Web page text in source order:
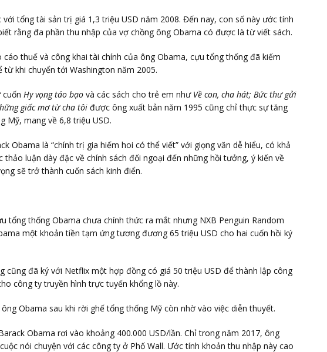
tổng tài sản trị giá 1,3 triệu USD năm 2008. Đến nay, con số này ước tính
rằng đa phần thu nhập của vợ chồng ông Obama có được là từ viết sách.
cáo thuế và công khai tài chính của ông Obama, cựu tổng thống đã kiếm
khi chuyển tới Washington năm 2005.
Hy vọng táo bạo và các sách cho trẻ em như Về con, cha hát; Bức thư gửi
giấc mơ từ cha tôi được ông xuất bản năm 1995 cũng chỉ thực sự tăng
Mỹ, mang về 6,8 triệu USD.
Obama là “chính trị gia hiếm hoi có thể viết” với giọng văn dễ hiểu, có khả
luận dày đặc về chính sách đối ngoại đến những hồi tưởng, ý kiến về
sẽ trở thành cuốn sách kinh điển.
tổng thống Obama chưa chính thức ra mắt nhưng NXB Penguin Random
một khoản tiền tạm ứng tương đương 65 triệu USD cho hai cuốn hồi ký
cũng đã ký với Netflix một hợp đồng có giá 50 triệu USD để thành lập công
công ty truyền hình trực tuyến khổng lồ này.
Obama sau khi rời ghế tổng thống Mỹ còn nhờ vào việc diễn thuyết.
Obama rơi vào khoảng 400.000 USD/lần. Chỉ trong năm 2017, ông
nói chuyện với các công ty ở Phố Wall. Ước tính khoản thu nhập này cao